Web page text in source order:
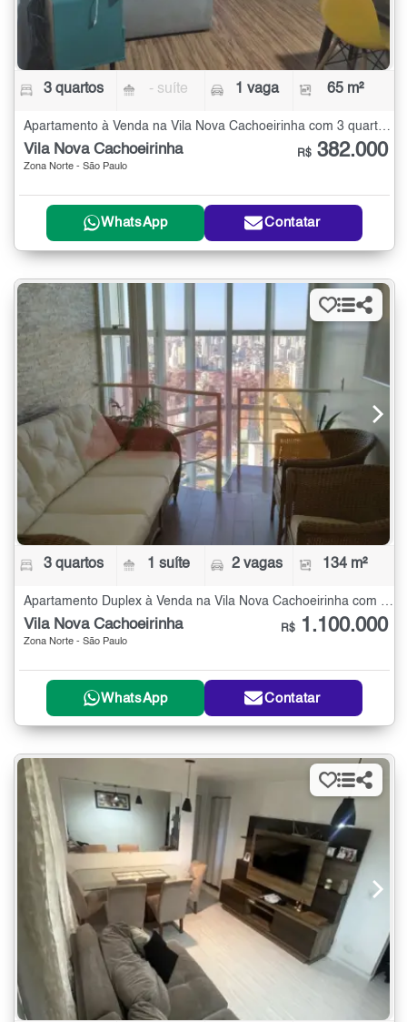
3 quartos - suíte 1 vaga 65 m²
Vila Nova Cachoeirinha
Zona Norte - São Paulo
R$ 382.000
WhatsApp Contatar
3 quartos 1 suíte 2 vagas 134 m²
Apartamento Duplex à Venda na Vila Nova Cachoeirinha com 3 quartos - 134 m²
Vila Nova Cachoeirinha
Zona Norte - São Paulo
R$ 1.100.000
WhatsApp Contatar